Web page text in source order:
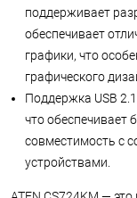
поддерживает
обеспечивает
графики, что
графического
Поддержка USB
что обеспечивает
совместимость с
устройствами.